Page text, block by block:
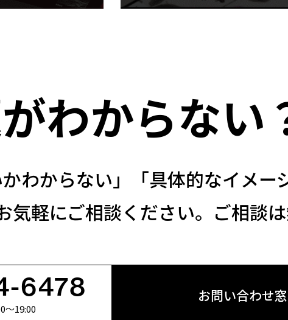
わからない
わからない」「具体的なイメー
気軽にご相談ください。ご相談は
6478
〜19:00
お問い合わせ